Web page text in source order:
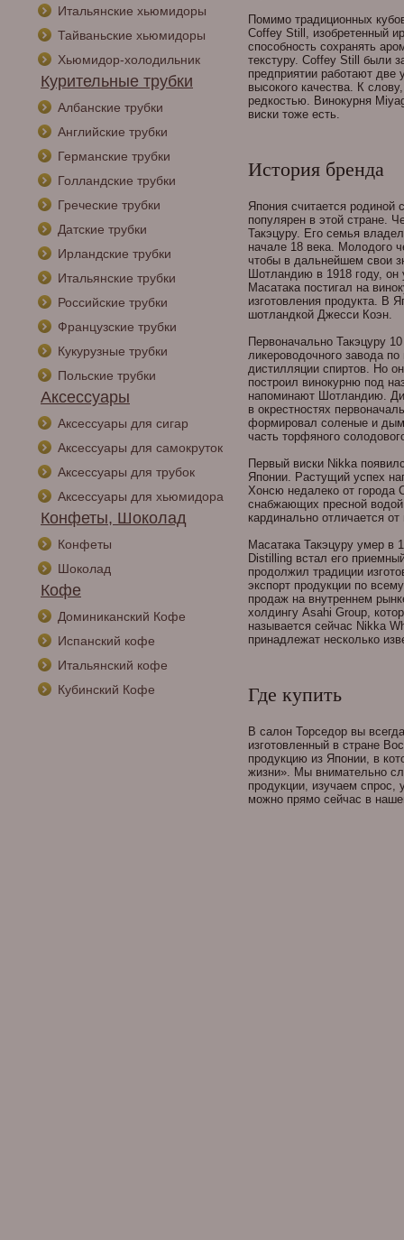
Итальянские хьюмидоры
Тайваньские хьюмидоры
Хьюмидор-холодильник
Курительные трубки
Албанские трубки
Английские трубки
Германские трубки
Голландские трубки
Греческие трубки
Датские трубки
Ирландские трубки
Итальянские трубки
Российские трубки
Французские трубки
Кукурузные трубки
Польские трубки
Аксессуары
Аксессуары для сигар
Аксессуары для самокруток
Аксессуары для трубок
Аксессуары для хьюмидора
Конфеты, Шоколад
Конфеты
Шоколад
Кофе
Доминиканский Кофе
Испанский кофе
Итальянский кофе
Кубинский Кофе
Помимо традиционных
Coffey Still, изобретенный
способность сохранять
текстуру. Coffey Still были
предприятии работают две
высокого качества. К
редкостью. Винокурня
виски тоже есть.
История бренда
Япония считается родиной
популярен в этой стране.
Такэцуру. Его семья
начале 18 века. Молодого
чтобы в дальнейшем свои
Шотландию в 1918 году, он
Масатака постигал на
изготовления продукта. В
шотландкой Джесси Коэн.
Первоначально Такэцуру
ликероводочного завода
дистилляции спиртов. Но
построил винокурню под
напоминают Шотландию.
в окрестностях
формировал соленые и
часть торфяного
Первый виски Nikka
Японии. Растущий успех
Хонсю недалеко от города
снабжающих пресной
кардинально отличается
Масатака Такэцуру умер в
Distilling встал его
продолжил традиции
экспорт продукции по
продаж на внутреннем
холдингу Asahi Group,
называется сейчас Nikka
принадлежат несколько
Где купить
В салон Торседор вы
изготовленный в стране
продукцию из Японии, в
жизни». Мы внимательно
продукции, изучаем спрос,
можно прямо сейчас в